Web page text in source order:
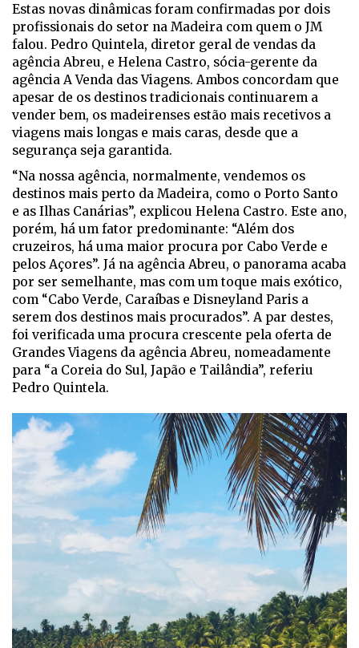
Estas novas dinâmicas foram confirmadas por dois
profissionais do setor na Madeira com quem o JM
falou. Pedro Quintela, diretor geral de vendas da
agência Abreu, e Helena Castro, sócia-gerente da
agência A Venda das Viagens. Ambos concordam que
apesar de os destinos tradicionais continuarem a
vender bem, os madeirenses estão mais recetivos a
viagens mais longas e mais caras, desde que a
segurança seja garantida.
“Na nossa agência, normalmente, vendemos os
destinos mais perto da Madeira, como o Porto Santo
e as Ilhas Canárias”, explicou Helena Castro. Este ano,
porém, há um fator predominante: “Além dos
cruzeiros, há uma maior procura por Cabo Verde e
pelos Açores”. Já na agência Abreu, o panorama acaba
por ser semelhante, mas com um toque mais exótico,
com “Cabo Verde, Caraíbas e Disneyland Paris a
serem dos destinos mais procurados”. A par destes,
foi verificada uma procura crescente pela oferta de
Grandes Viagens da agência Abreu, nomeadamente
para “a Coreia do Sul, Japão e Tailândia”, referiu
Pedro Quintela.